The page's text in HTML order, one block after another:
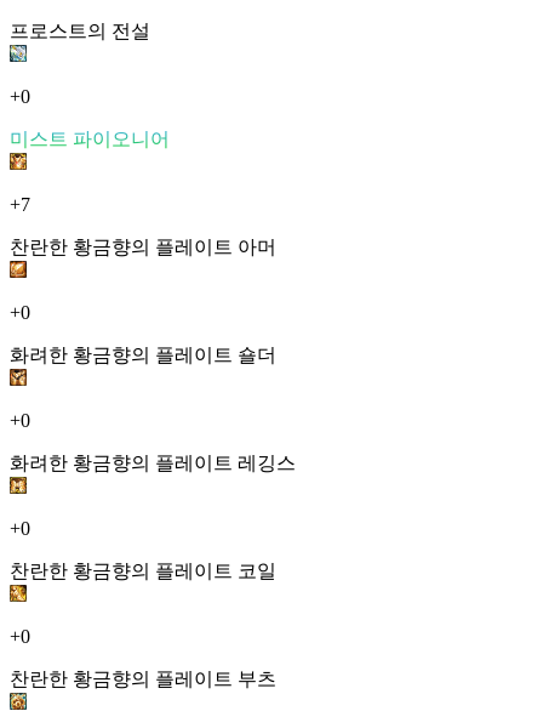
프로스트의 전설
+0
미스트 파이오니어
+7
찬란한 황금향의 플레이트 아머
+0
화려한 황금향의 플레이트 숄더
+0
화려한 황금향의 플레이트 레깅스
+0
찬란한 황금향의 플레이트 코일
+0
찬란한 황금향의 플레이트 부츠